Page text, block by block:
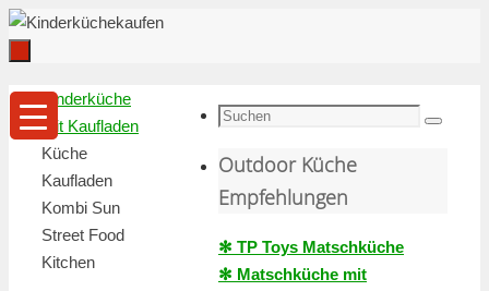
Zum
Inhalt
springen
Start
Kinderküche
mit Kaufladen
Küche
Kaufladen
Kombi Sun
Street Food
Kitchen
Suche
Suchen
Outdoor Küche
Empfehlungen
✻ TP Toys Matschküche
✻ Matschküche mit